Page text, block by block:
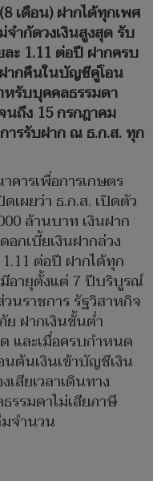
เดือน) ฝากได้ทุกเพศ
ำกัดวงเงินสูงสุด รับ
ะ 1.11 ต่อปี ฝากครบ
ากคืนในบัญชีคู่โอน
หรับบุคคลธรรมดา
ถึง 15 กรกฎาคม
ารรับฝาก ณ ธ.ก.ส. ทุก
คารเพื่อการเกษตร
เผยว่า ธ.ก.ส. เปิดตัว
ล้านบาท เงินฝาก
อกเบี้ยเงินฝากล่วง
ต่อปี ฝากได้ทุก
อายุตั้งแต่ 7 ปีบริบูรณ์
ราชการ รัฐวิสาหกิจ
ฝากเงินขั้นต่ำ
และเมื่อครบกำหนด
นต้นเงินเข้าบัญชีเงิน
สียเวลาเดินทาง
รมดาไม่เสียภาษี
จำนวน